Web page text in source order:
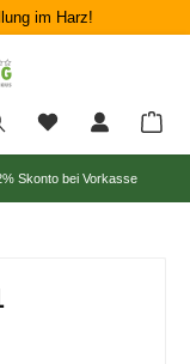
im Harz!
Skonto bei Vorkasse